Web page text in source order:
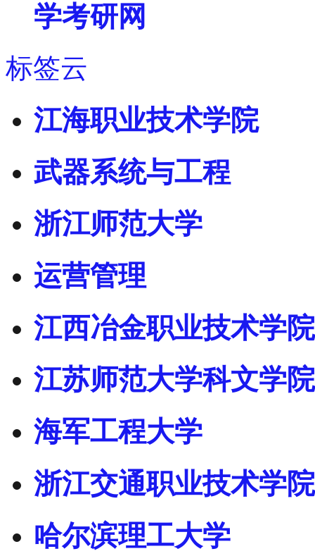
学考研网
标签云
江海职业技术学院
武器系统与工程
浙江师范大学
运营管理
江西冶金职业技术学院
江苏师范大学科文学院
海军工程大学
浙江交通职业技术学院
哈尔滨理工大学